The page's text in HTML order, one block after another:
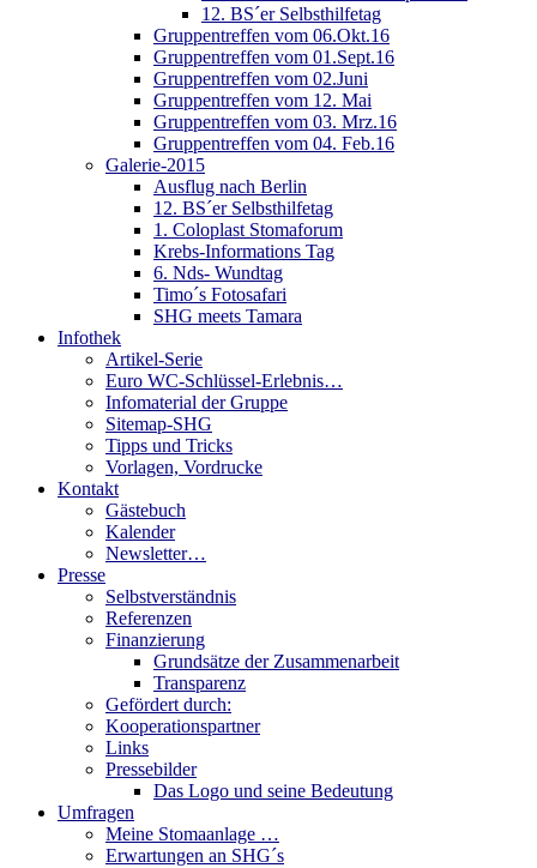
12. BS´er Selbsthilfetag
Gruppentreffen vom 06.Okt.16
Gruppentreffen vom 01.Sept.16
Gruppentreffen vom 02.Juni
Gruppentreffen vom 12. Mai
Gruppentreffen vom 03. Mrz.16
Gruppentreffen vom 04. Feb.16
Galerie-2015
Ausflug nach Berlin
12. BS´er Selbsthilfetag
1. Coloplast Stomaforum
Krebs-Informations Tag
6. Nds- Wundtag
Timo´s Fotosafari
SHG meets Tamara
Infothek
Artikel-Serie
Euro WC-Schlüssel-Erlebnis…
Infomaterial der Gruppe
Sitemap-SHG
Tipps und Tricks
Vorlagen, Vordrucke
Kontakt
Gästebuch
Kalender
Newsletter…
Presse
Selbstverständnis
Referenzen
Finanzierung
Grundsätze der Zusammenarbeit
Transparenz
Gefördert durch:
Kooperationspartner
Links
Pressebilder
Das Logo und seine Bedeutung
Umfragen
Meine Stomaanlage …
Erwartungen an SHG´s